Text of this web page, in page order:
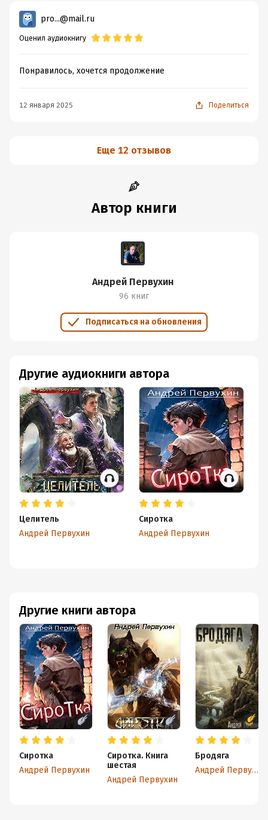
pro...@mail.ru
Оценил аудиокнигу
Понравилось, хочется продолжение
12 января 2025 Поделиться
Еще 12 отзывов
Автор книги
Андрей Первухин
96 книг
Подписаться на обновления
Другие книги автора
Сиротка
Андрей Первухин
Сиротка. Книга
шестая
Андрей Первухин
Бродяга
Андрей Первухин
Другие аудиокниги автора
Целитель
Андрей Первухин
Сиротка
Андрей Первухин